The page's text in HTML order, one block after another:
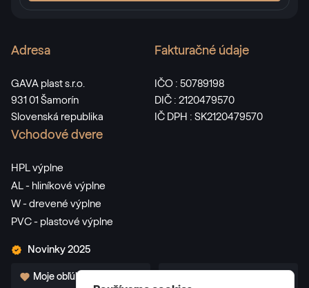
Adresa
GAVA plast s.r.o.
931 01 Šamorín
Slovenská republika
Fakturačné údaje
IČO : 50789198
DIČ : 2120479570
IČ DPH : SK2120479570
Vchodové dvere
HPL výplne
AL - hliníkové výplne
W - drevené výplne
PVC - plastové výplne
Novinky 2025
Moje obľúbené